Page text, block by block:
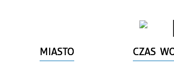
MIASTO CZAS